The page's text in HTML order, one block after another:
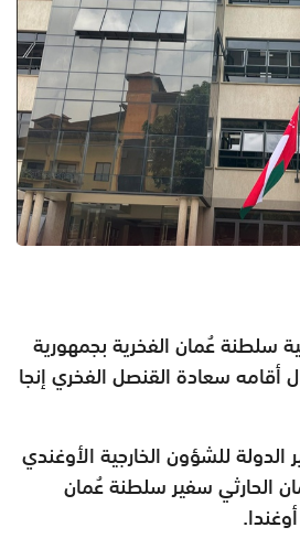
سلطنة عُمان الفخرية بجمهورية
أقامه سعادة القنصل الفخري إنجا
الدولة للشؤون الخارجية الأوغندي
الحارثي سفير سلطنة عُمان